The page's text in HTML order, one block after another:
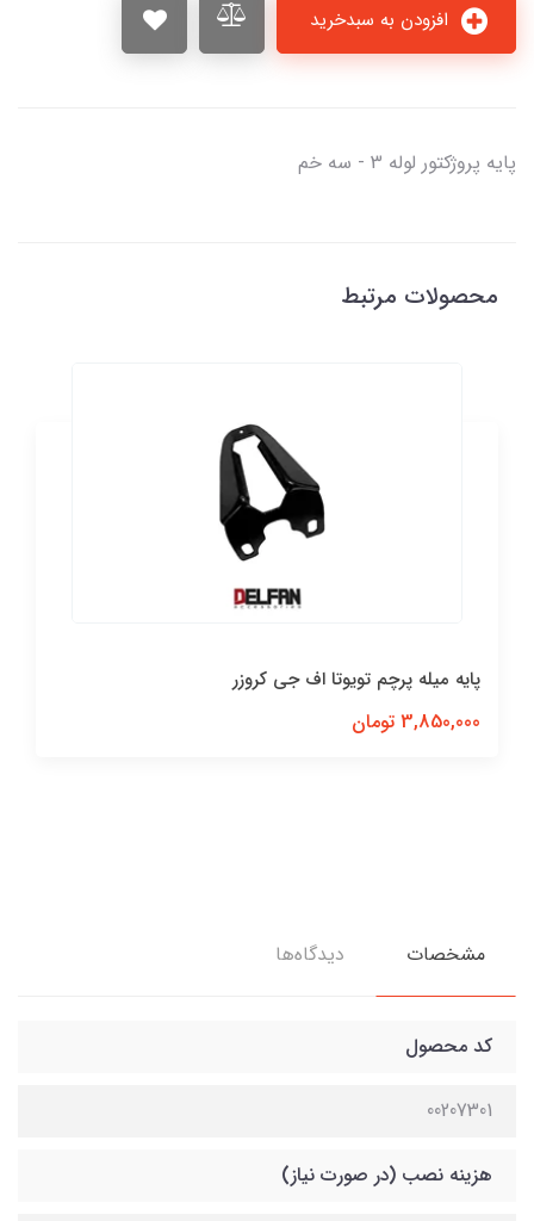
پایه پروژكتور لوله 3 - سه خم
محصولات مرتبط
پایه میله پرچم تویوتا اف جی کروزر
3,850,000 تومان
مشخصات دیدگاه‌ها
کد محصول
00207301
هزینه نصب (در صورت نیاز)